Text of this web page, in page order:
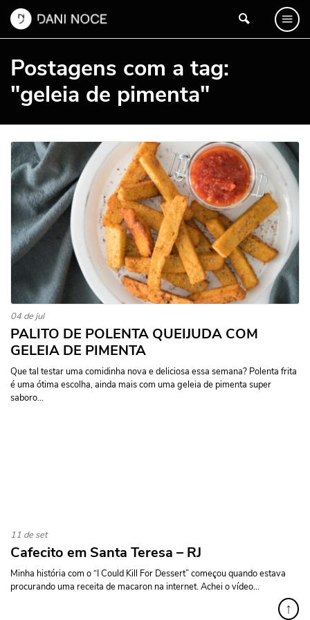
Postagens com a tag:
"geleia de pimenta"
04 de jul
PALITO DE POLENTA QUEIJUDA COM
GELEIA DE PIMENTA
Que tal testar uma comidinha nova e deliciosa essa semana? Polenta frita
é uma ótima escolha, ainda mais com uma geleia de pimenta super
saboro...
11 de set
Cafecito em Santa Teresa – RJ
Minha história com o “I Could Kill For Dessert” começou quando estava
procurando uma receita de macaron na internet. Achei o vídeo...
↑